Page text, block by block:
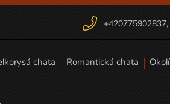
+420775902837,
chata Romantická chata Okolí